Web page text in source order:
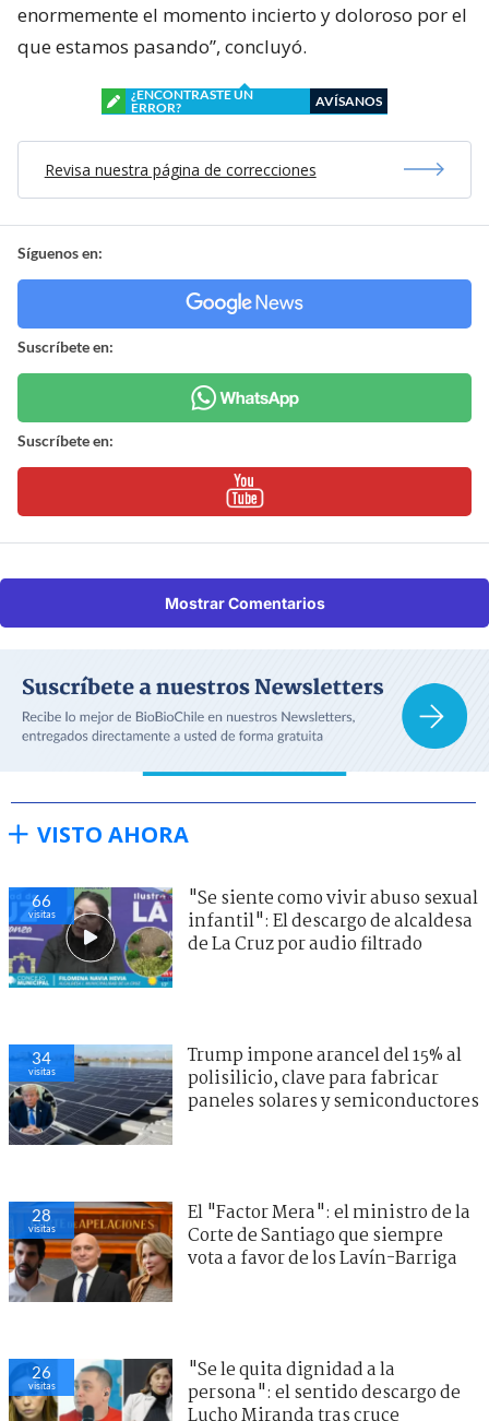
enormemente el momento incierto y doloroso por el
que estamos pasando”, concluyó.
¿ENCONTRASTE UN
ERROR?
AVÍSANOS
Revisa nuestra página de correcciones
Síguenos en:
Suscríbete en:
Suscríbete en:
Mostrar Comentarios
VISTO AHORA
66
visitas
"Se siente como vivir abuso sexual
infantil": El descargo de alcaldesa
de La Cruz por audio filtrado
34
visitas
Trump impone arancel del 15% al
polisilicio, clave para fabricar
paneles solares y semiconductores
28
visitas
El "Factor Mera": el ministro de la
Corte de Santiago que siempre
vota a favor de los Lavín-Barriga
26
visitas
"Se le quita dignidad a la
persona": el sentido descargo de